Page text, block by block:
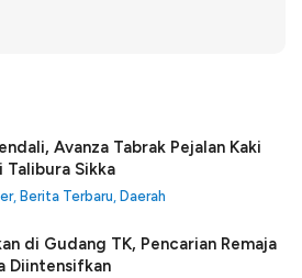
Avanza Tabrak Pejalan Kaki
Talibura Sikka
, Berita Terbaru, Daerah
di Gudang TK, Pencarian Remaja
Diintensifkan